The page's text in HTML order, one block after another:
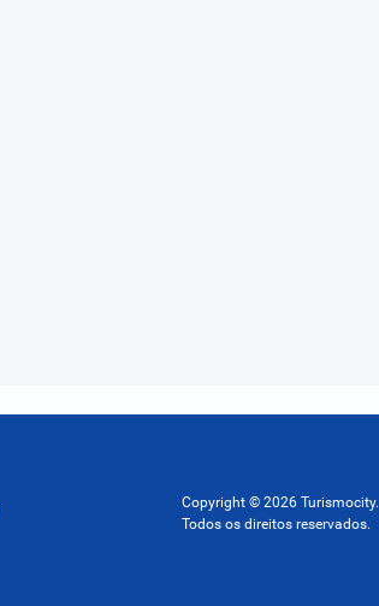
Copyright © 2026 Turismocity.
Todos os direitos reservados.